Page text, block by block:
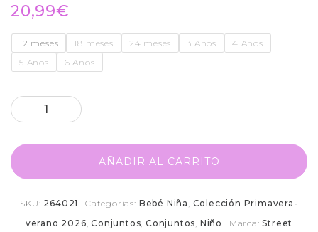
20,99€
12 meses 18 meses 24 meses 3 Años
4 Años
5 Años
6 Años
AÑADIR AL CARRITO
SKU: 264021 Categorías: Bebé Niña Colección Primavera-
verano 2026 ,Conjuntos Conjuntos Niño Marca:Street